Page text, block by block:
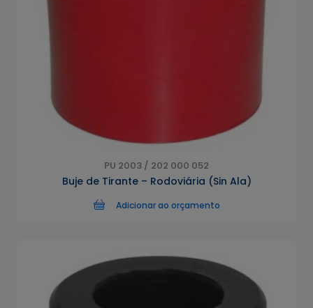
PU 2003 / 202 000 052
Buje de Tirante – Rodoviária (Sin Ala)
Adicionar ao orçamento